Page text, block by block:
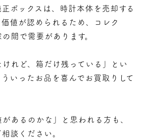
ボックスは、時計本体を売却する
値が認められるため、コレク
間で需要があります。
けれど、箱だけ残っている」とい
いったお品を喜んでお買取りして
あるのかな」と思われる方も、
談ください。